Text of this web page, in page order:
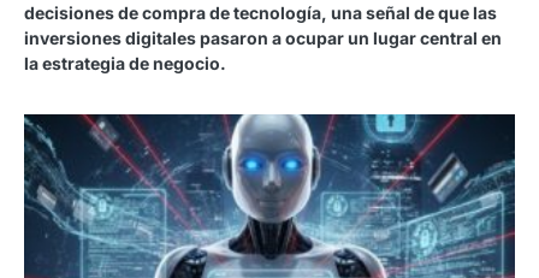
decisiones de compra de tecnología, una señal de que las
inversiones digitales pasaron a ocupar un lugar central en
la estrategia de negocio.